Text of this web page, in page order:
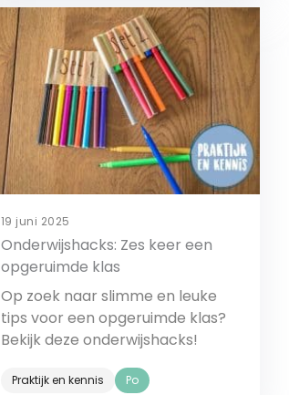
Bekijk
19 juni 2025
Onderwijshacks: Zes keer een
opgeruimde klas
Op zoek naar slimme en leuke
tips voor een opgeruimde klas?
Bekijk deze onderwijshacks!
Praktijk en kennis Po